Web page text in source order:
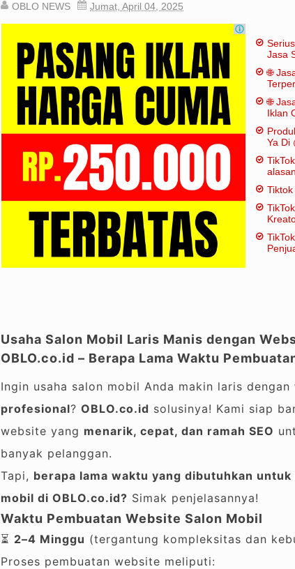
OBLO NEWS Jumat, April 04, 2025
Jasa
🌐
🌐
Iklan
Ya Di
Usaha Salon Mobil Laris Manis dengan
OBLO.co.id – Berapa Lama Waktu
Ingin usaha salon mobil Anda makin laris dengan
profesional? OBLO.co.id solusinya! Kami siap
website yang menarik, cepat, dan ramah SEO
banyak pelanggan.
Tapi, berapa lama waktu yang dibutuhkan
mobil di OBLO.co.id? Simak penjelasannya!
Waktu Pembuatan Website Salon Mobil
⏳ 2–4 Minggu (tergantung kompleksitas dan
Proses pembuatan website meliputi: